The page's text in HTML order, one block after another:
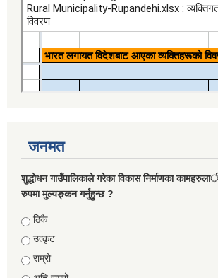
जनमत
शुद्धोधन गाउँपालिकाले गरेका विकास निर्माणका
रुपमा मुल्यङ्कन गर्नुहुन्छ ?
Choices
ठिकै
उत्कृट
राम्रो